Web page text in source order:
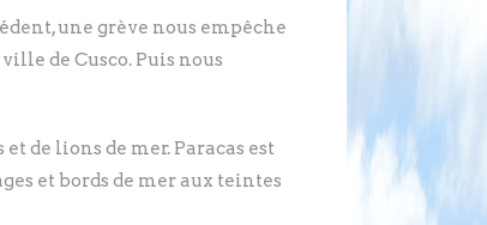
une grève nous empêche
de Cusco. Puis nous
de lions de mer. Paracas est
et bords de mer aux teintes